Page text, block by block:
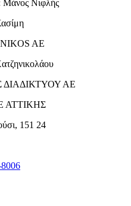
Μάνος Νιφλής
AE
ΔΙΑΔΙΚΤΥΟΥ ΑΕ
ΑΤΤΙΚΗΣ
151 24